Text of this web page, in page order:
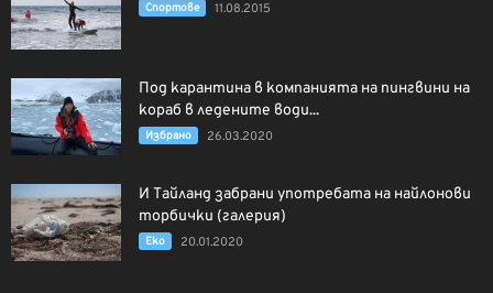
Спортове 11.08.2015
Под карантина в компанията на пингвини на
кораб в ледените води...
Избрано 26.03.2020
И Тайланд забрани употребата на найлонови
торбички (галерия)
Еко 20.01.2020